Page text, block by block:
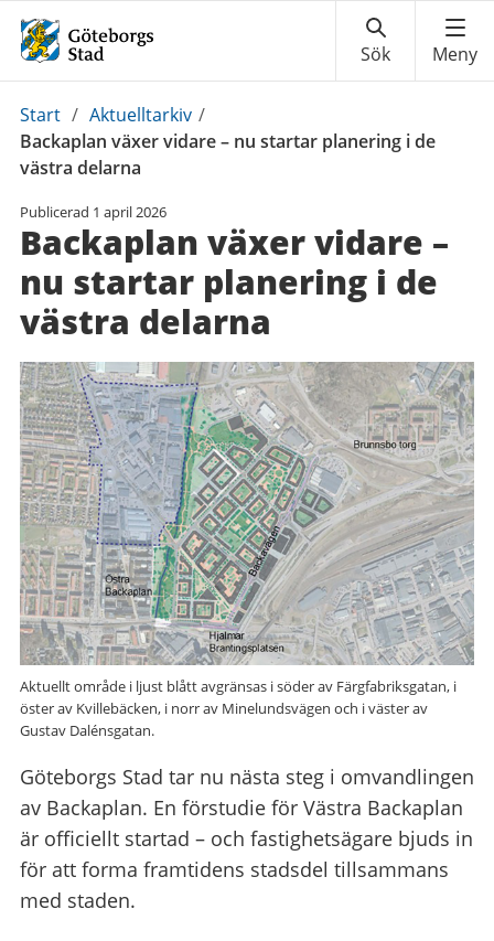
Du
är
här:
Start / Aktuelltarkiv /
Backaplan växer vidare – nu startar planering i de
västra delarna
Publicerad 1 april 2026
Backaplan växer vidare –
nu startar planering i de
västra delarna
Aktuellt område i ljust blått avgränsas i söder av Färgfabriksgatan, i
öster av Kvillebäcken, i norr av Minelundsvägen och i väster av
Gustav Dalénsgatan.
Göteborgs Stad tar nu nästa steg i omvandlingen
av Backaplan. En förstudie för Västra Backaplan
är officiellt startad – och fastighetsägare bjuds in
för att forma framtidens stadsdel tillsammans
med staden.